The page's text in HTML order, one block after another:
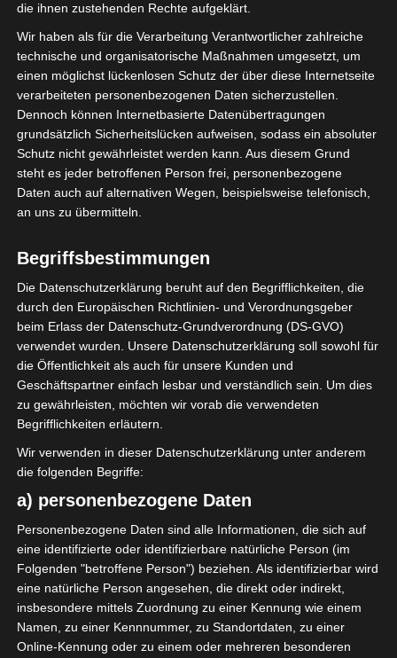
Stade Municipal Kalâa
Seghira
Teams
Kapazität
1.500
Spielbelag Naturrasen
LETZTE BEGEGNUNGEN
Ligue 2 Pro
21 Sep. 2025-15:30
Kalâa Sport (KS)
2 1
Association sportive de
l'Ariana (ASA)
Stade Municipal Kalâa Seghira
STANDORT
die ihnen zustehenden Rechte aufgeklärt.
Wir haben als für die Verarbeitung Verantwortlicher zahlreiche
technische und organisatorische Maßnahmen umgesetzt, um
einen möglichst lückenlosen Schutz der über diese Internetseite
verarbeiteten personenbezogenen Daten sicherzustellen.
Dennoch können Internetbasierte Datenübertragungen
grundsätzlich Sicherheitslücken aufweisen, sodass ein absoluter
Schutz nicht gewährleistet werden kann. Aus diesem Grund
steht es jeder betroffenen Person frei, personenbezogene
Daten auch auf alternativen Wegen, beispielsweise telefonisch,
an uns zu übermitteln.
Begriffsbestimmungen
Die Datenschutzerklärung beruht auf den Begrifflichkeiten, die
durch den Europäischen Richtlinien- und Verordnungsgeber
beim Erlass der Datenschutz-Grundverordnung (DS-GVO)
verwendet wurden. Unsere Datenschutzerklärung soll sowohl für
die Öffentlichkeit als auch für unsere Kunden und
Geschäftspartner einfach lesbar und verständlich sein. Um dies
zu gewährleisten, möchten wir vorab die verwendeten
Begrifflichkeiten erläutern.
Wir verwenden in dieser Datenschutzerklärung unter anderem
die folgenden Begriffe:
a) personenbezogene Daten
Personenbezogene Daten sind alle Informationen, die sich auf
eine identifizierte oder identifizierbare natürliche Person (im
Folgenden "betroffene Person") beziehen. Als identifizierbar wird
eine natürliche Person angesehen, die direkt oder indirekt,
insbesondere mittels Zuordnung zu einer Kennung wie einem
Namen, zu einer Kennnummer, zu Standortdaten, zu einer
Online-Kennung oder zu einem oder mehreren besonderen